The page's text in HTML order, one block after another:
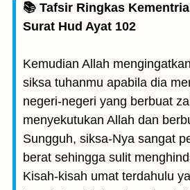
📚 Tafsir Ringkas
Surat Hud Ayat 102
Kemudian Allah
siksa tuhanmu apabila dia
negeri-negeri yang berbuat
menyekutukan Allah dan
Sungguh, siksa-Nya sangat
berat sehingga sulit
Kisah-kisah umat terdahulu